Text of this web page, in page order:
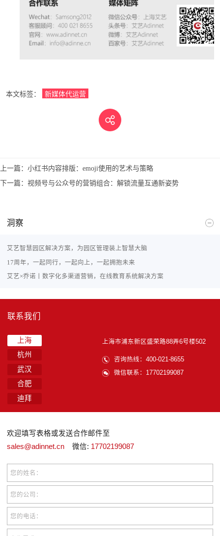
本文标签： 新媒体代运营
上一篇： 小红书内容排版：emoji使用的艺术与策略
下一篇： 视频号与公众号的营销组合：解锁流量互通新姿势
洞察
艾艺智慧园区解决方案，为园区管理装上智慧大脑
17周年，一起同行，一起向上，一起拥抱未来
艾艺×乔诺丨数字化多渠道营销，在线教育系统解决方案
联系我们
上海
杭州
武汉
合肥
迪拜
上海市浦东新区盛荣路88弄6号楼502
咨询热线：400-021-8655
微信联系：17702199087
欢迎填写表格或发送合作邮件至
sales@adinnet.cn 微信: 17702199087
您的姓名：
您的公司：
您的电话：